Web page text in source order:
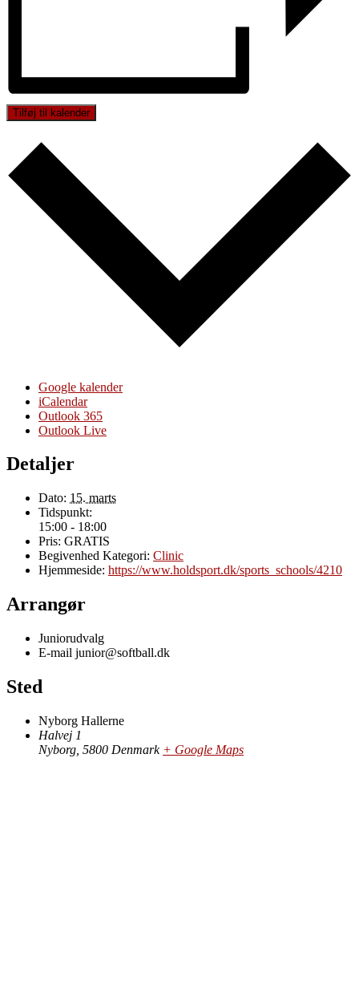
Tilføj til kalender
Google kalender
iCalendar
Outlook 365
Outlook Live
Detaljer
Dato: 15. marts
Tidspunkt:
15:00 - 18:00
Pris: GRATIS
Begivenhed Kategori: Clinic
Hjemmeside: https://www.holdsport.dk/sports_schools/4210
Arrangør
Juniorudvalg
E-mail junior@softball.dk
Sted
Nyborg Hallerne
Halvej 1
Nyborg 5800 Denmark + Google Maps